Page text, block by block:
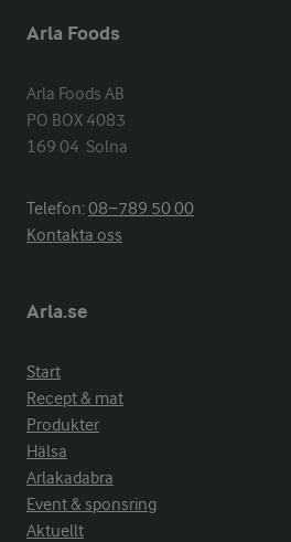
Arla Foods
Arla Foods AB
PO BOX 4083
169 04  Solna
Telefon:08−789 50 00
Kontakta oss
Arla.se
Start
Recept & mat
Produkter
Hälsa
Arlakadabra
Event & sponsring
Aktuellt